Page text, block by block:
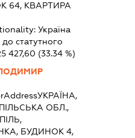
64, КВАРТИРА
Україна
статутного
427,60 (33.34 %)
УКРАЇНА,
ОБЛ.,
БУДИНОК 4,